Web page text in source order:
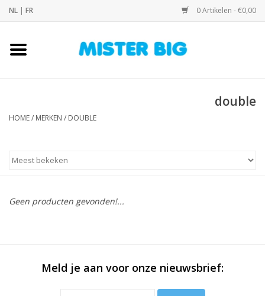
NL | FR 0 Artikelen - €0,00
Home
Onze Winkel
Contact
double
HOME/ MERKEN / DOUBLE
Geen producten gevonden!...
Meld je aan voor onze nieuwsbrief: